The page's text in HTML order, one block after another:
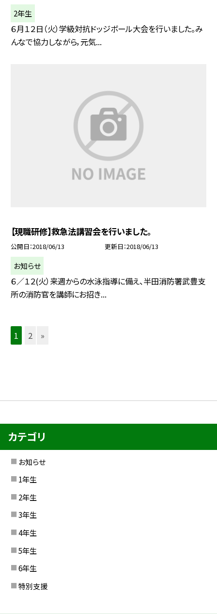
2年生
６月１２日（火）学級対抗ドッジボール大会を行いました。み
んなで協力しながら，元気...
【現職研修】救急法講習会を行いました。
公開日 2018/06/13 更新日 2018/06/13
お知らせ
６／１２(火）来週からの水泳指導に備え、半田消防署武豊支
所の消防官を講師にお招き...
1 2 »
カテゴリ
お知らせ
1年生
2年生
3年生
4年生
5年生
6年生
特別支援